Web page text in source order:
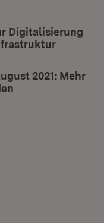
Digitalisierung
2021: Mehr